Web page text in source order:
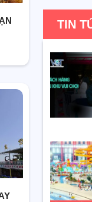
đình
chơi
TIN